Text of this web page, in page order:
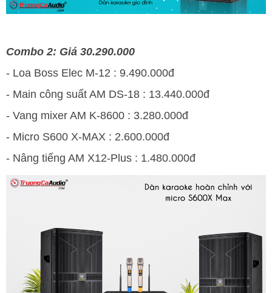
Combo 2: Giá 30.290.000
- Loa Boss Elec M-12 : 9.490.000đ
- Main công suất AM DS-18 : 13.440.000đ
- Vang mixer AM K-8600 : 3.280.000đ
- Micro S600 X-MAX : 2.600.000đ
- Nâng tiếng AM X12-Plus : 1.480.000đ